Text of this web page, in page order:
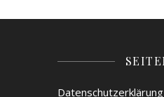
Datenschutzerklärung